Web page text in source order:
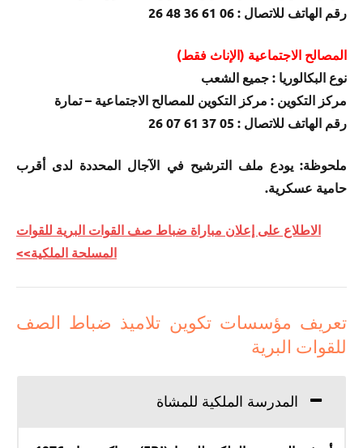
رقم الهاتف للاتصال : 06 61 36 48 26
المصالح الاجتماعية (الإناث فقط)
نوع البكالوريا : جميع الشعب
مركز التكوين : مركز التكوين للمصالح الاجتماعية – تمارة
رقم الهاتف للاتصال : 05 37 61 07 26
ملحوظة: يودع ملف الترشيح في الآجال المحددة لدى أقرب
حامية عسكرية.
الاطلاع على إعلان مباراة ضباط صف القوات البرية للقوات
المسلحة الملكية>>
تعريف مؤسسات تكوين تلاميذ ضباط الصف
للقوات البرية
المدرسة الملكية للمشاة